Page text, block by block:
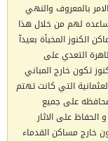
بالمعروف والنهي
لهم من خلال هذا
الكنوز المخبأة بعيدآ
التعدي على
تكون خارج المباني
التي كانت تهتم
على جميع
الحفاظ على الاثار
خارج مساكن القدماء